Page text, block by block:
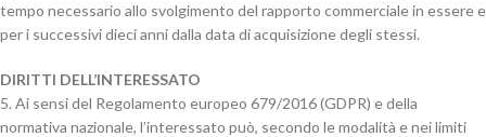
tempo necessario allo svolgimento del rapporto commerciale in essere e
per i successivi dieci anni dalla data di acquisizione degli stessi.
DIRITTI DELL’INTERESSATO
5. Ai sensi del Regolamento europeo 679/2016 (GDPR) e della
normativa nazionale, l’interessato può, secondo le modalità e nei limiti